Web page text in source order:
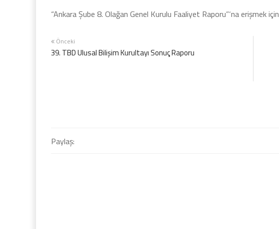
“Ankara Şube 8. Olağan Genel Kurulu Faaliyet Raporu”‘na erişmek için
Önceki
39. TBD Ulusal Bilişim Kurultayı Sonuç Raporu
Paylaş: